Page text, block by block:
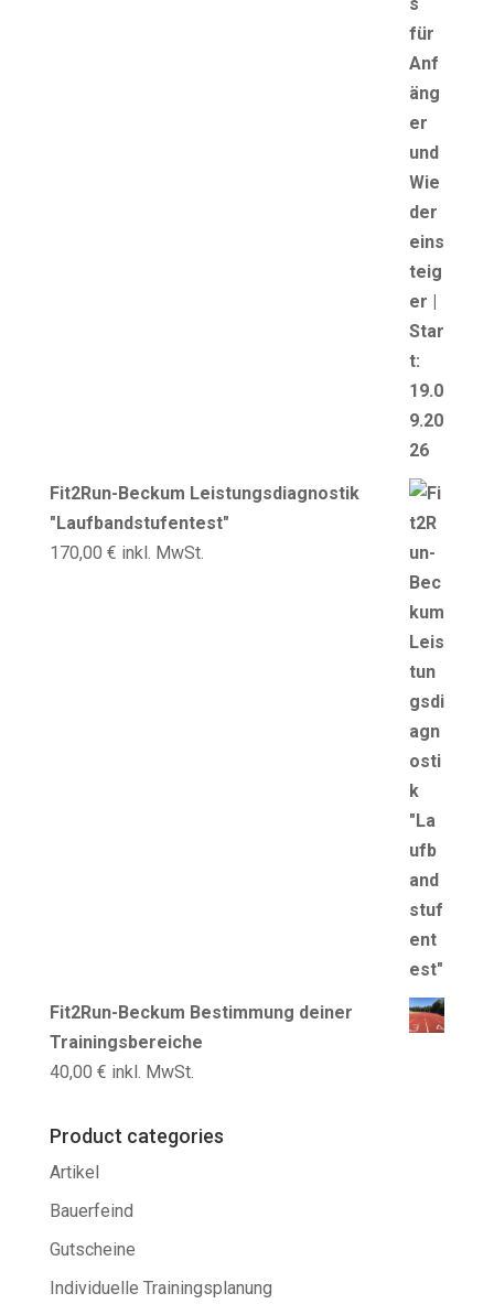
Fit2Run-Beckum Leistungsdiagnostik
"Laufbandstufentest"
170,00 € inkl. MwSt.
Fit2Run-Beckum Bestimmung deiner
Trainingsbereiche
40,00 € inkl. MwSt.
Product categories
Artikel
Bauerfeind
Gutscheine
Individuelle Trainingsplanung